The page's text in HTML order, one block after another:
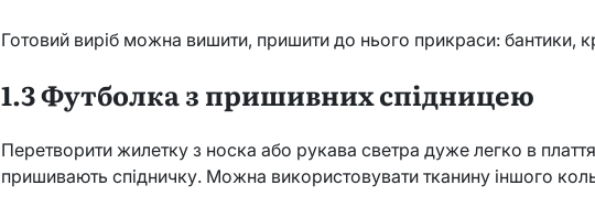
Готовий виріб можна вишити, пришити до нього прикраси: бантики,
1.3 Футболка з пришивних спідницею
Перетворити жилетку з носка або рукава светра дуже легко в
пришивають спідничку. Можна використовувати тканину іншого